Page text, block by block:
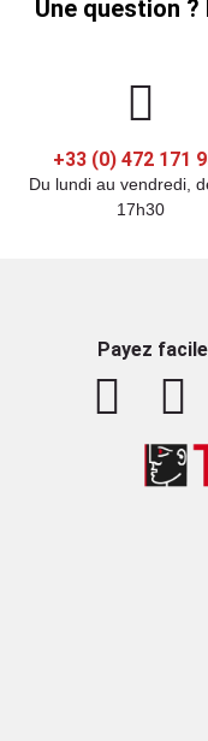
Une question
+33 (0) 472 171
Du lundi au vendredi,
17h30
Payez